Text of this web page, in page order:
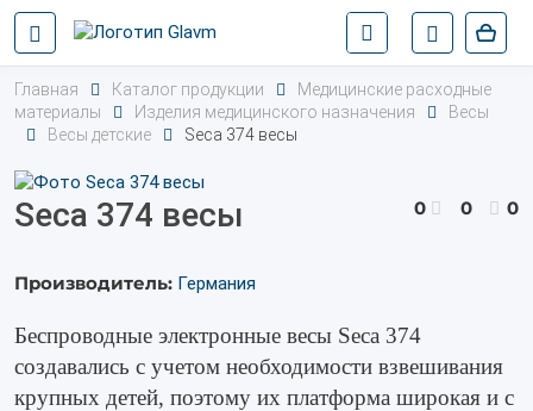
Главная Каталог продукции
Медицинские расходные
материалы
Изделия медицинского назначения
Весы
Весы детские
Seca 374 весы
Seca 374 весы 0 0 0
Производитель: Германия
Беспроводные электронные весы Seca 374
создавались с учетом необходимости взвешивания
крупных детей, поэтому их платформа широкая и с